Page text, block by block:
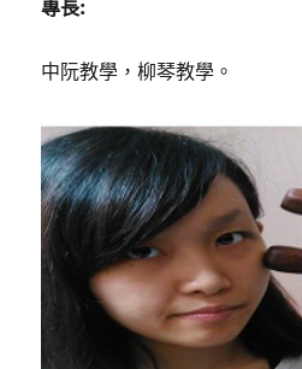
專長:
中阮教學，柳琴教學。